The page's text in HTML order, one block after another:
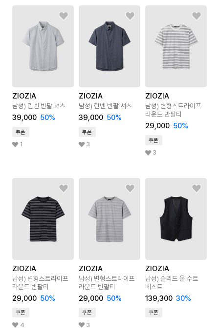
ZIOZIA
남성) 린넨 반팔 셔츠
39,000 50%
쿠폰
1
ZIOZIA
남성) 린넨 반팔 셔츠
39,000 50%
쿠폰
3
ZIOZIA
남성) 변형스트라이프
라운드 반팔티
29,000 50%
쿠폰
3
ZIOZIA
남성) 변형스트라이프
라운드 반팔티
29,000 50%
쿠폰
4
ZIOZIA
남성) 변형스트라이프
라운드 반팔티
29,000 50%
쿠폰
3
ZIOZIA
남성) 솔리드 울 수트
베스트
139,300 30%
쿠폰